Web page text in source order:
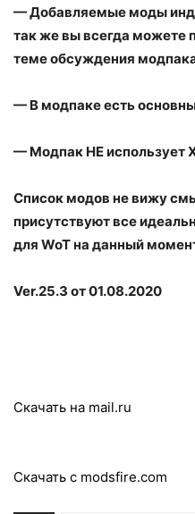
— Добавляемые моды
так же вы всегда можете
теме обсуждения
— В модпаке есть
— Модпак НЕ использует
Список модов не вижу
присутствуют все
для WoT на данный
Ver.25.3 от 01.08.2020
Скачать на mail.ru
Cкачать с modsfire.com